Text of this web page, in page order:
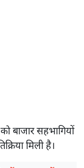
बाजार सहभागियों
मिली है।